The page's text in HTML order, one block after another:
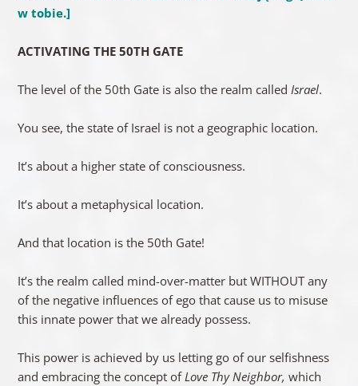
w tobie.]
ACTIVATING THE 50TH GATE
The level of the 50th Gate is also the realm called Israel.
You see, the state of Israel is not a geographic location.
It’s about a higher state of consciousness.
It’s about a metaphysical location.
And that location is the 50th Gate!
It’s the realm called mind-over-matter but WITHOUT any
of the negative influences of ego that cause us to misuse
this innate power that we already possess.
This power is achieved by us letting go of our selfishness
and embracing the concept ofLove Thy Neighbor, which